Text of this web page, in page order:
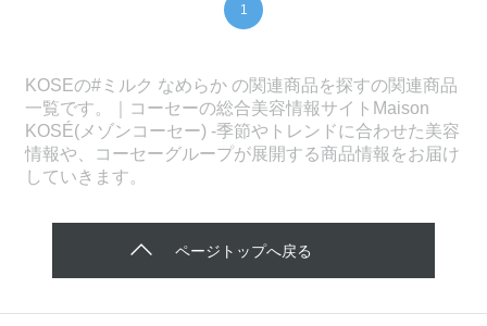
1
KOSEの#ミルク なめらか の関連商品を探すの関連商品
一覧です。｜コーセーの総合美容情報サイトMaison
KOSÉ(メゾンコーセー) -季節やトレンドに合わせた美容
情報や、コーセーグループが展開する商品情報をお届け
していきます。
ページトップへ戻る